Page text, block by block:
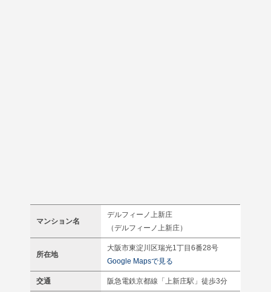
マンション名
デルフィーノ上新庄
（デルフィーノ上新庄）
所在地
大阪市東淀川区瑞光1丁目6番28号
Google Mapsで見る
交通 阪急電鉄京都線「上新庄駅」徒歩3分